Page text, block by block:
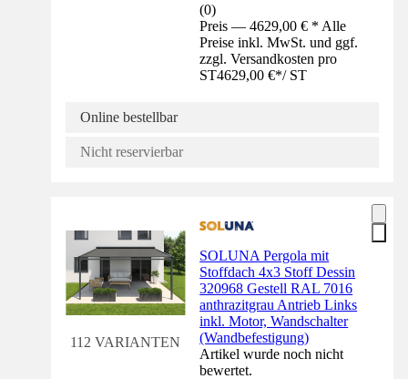
(0)
Preis — 4629,00 € * Alle
Preise inkl. MwSt. und ggf.
zzgl. Versandkosten pro
ST4629,00 €*/ ST
Online bestellbar
Nicht reservierbar
112 VARIANTEN
SOLUNA Pergola mit
Stoffdach 4x3 Stoff Dessin
320968 Gestell RAL 7016
anthrazitgrau Antrieb Links
inkl. Motor, Wandschalter
(Wandbefestigung)
Artikel wurde noch nicht
bewertet.